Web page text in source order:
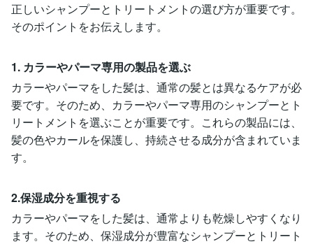
正しいシャンプーとトリートメントの選び方が重要です。
そのポイントをお伝えします。
1. カラーやパーマ専用の製品を選ぶ
カラーやパーマをした髪は、通常の髪とは異なるケアが必
要です。そのため、カラーやパーマ専用のシャンプーとト
リートメントを選ぶことが重要です。これらの製品には、
髪の色やカールを保護し、持続させる成分が含まれていま
す。
2.保湿成分を重視する
カラーやパーマをした髪は、通常よりも乾燥しやすくなり
ます。そのため、保湿成分が豊富なシャンプーとトリート